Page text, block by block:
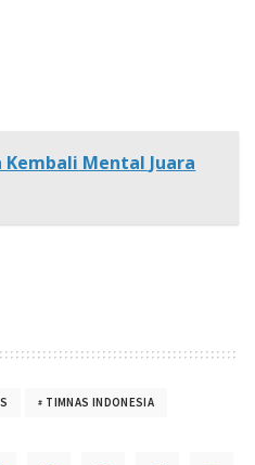
Kembali Mental Juara
TIMNAS INDONESIA